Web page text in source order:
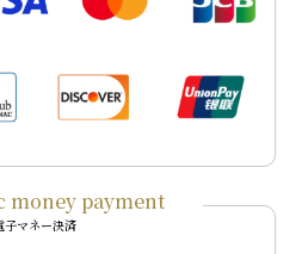
money payment
子マネー決済